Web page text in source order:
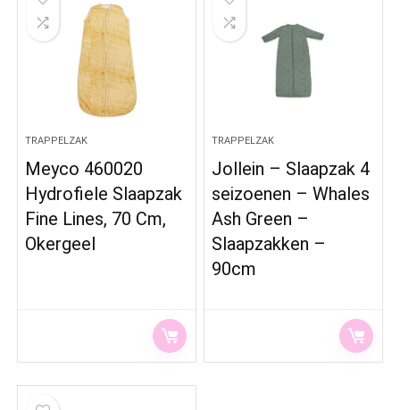
TRAPPELZAK
Meyco 460020
Hydrofiele Slaapzak
Fine Lines, 70 Cm,
Okergeel
TRAPPELZAK
Jollein – Slaapzak 4
seizoenen – Whales
Ash Green –
Slaapzakken –
90cm